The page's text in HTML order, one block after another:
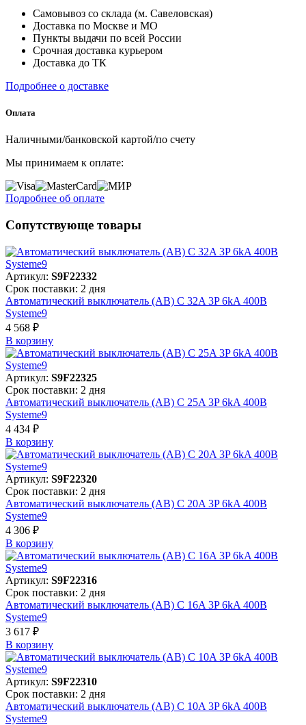
Самовывоз со склада (м. Савеловская)
Доставка по Москве и МО
Пункты выдачи по всей России
Срочная доставка курьером
Доставка до ТК
Подробнее о доставке
Оплата
Наличными/банковской картой/по счету
Мы принимаем к оплате:
Подробнее об оплате
Сопутствующе товары
Артикул: S9F22332
Срок поставки: 2 дня
Автоматический выключатель (АВ) C 32A 3P 6kA 400В
Systeme9
4 568 ₽
В корзинy
Артикул: S9F22325
Срок поставки: 2 дня
Автоматический выключатель (АВ) C 25A 3P 6kA 400В
Systeme9
4 434 ₽
В корзинy
Артикул: S9F22320
Срок поставки: 2 дня
Автоматический выключатель (АВ) C 20A 3P 6kA 400В
Systeme9
4 306 ₽
В корзинy
Артикул: S9F22316
Срок поставки: 2 дня
Автоматический выключатель (АВ) C 16A 3P 6kA 400В
Systeme9
3 617 ₽
В корзинy
Артикул: S9F22310
Срок поставки: 2 дня
Автоматический выключатель (АВ) C 10A 3P 6kA 400В
Systeme9